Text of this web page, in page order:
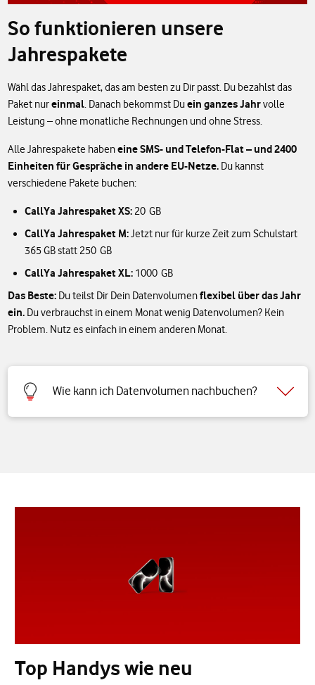
So funktionieren unsere
Jahrespakete
Wähl das Jahrespaket, das am besten zu Dir passt. Du bezahlst das
Paket nureinmal. Danach bekommst Duein ganzes Jahrvolle
Leistung – ohne monatliche Rechnungen und ohne Stress.
Alle Jahrespakete habeneine SMS- und Telefon-Flat – und 2400
Einheiten für Gespräche in andere EU-Netze.Du kannst
verschiedene Pakete buchen:
CallYa Jahrespaket XS:20 GB
CallYa Jahrespaket M:Jetzt nur für kurze Zeit zum Schulstart
365 GB statt 250 GB
CallYa Jahrespaket XL:1000 GB
Das Beste:Du teilst Dir Dein Datenvolumenflexibel über das Jahr
ein.Du verbrauchst in einem Monat wenig Datenvolumen? Kein
Problem. Nutz es einfach in einem anderen Monat.
Wie kann ich Datenvolumen nachbuchen?
Top Handys wie neu